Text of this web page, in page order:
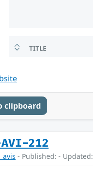
TITLE
clipboard
AVI-212
- Published: - Updated: